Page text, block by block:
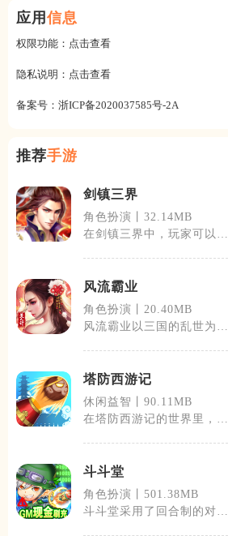
应用 信息
权限功能： 点击查看
隐私说明： 点击查看
备案号： 浙ICP备2020037585号-2A
推荐手游
剑镇三界
角色扮演丨32.14MB
在剑镇三界中，玩家可以体
风流霸业
角色扮演丨20.40MB
风流霸业以三国的乱世为背
塔防西游记
休闲益智丨90.11MB
在塔防西游记的世界里，每
斗斗堂
角色扮演丨501.38MB
斗斗堂采用了回合制的对战